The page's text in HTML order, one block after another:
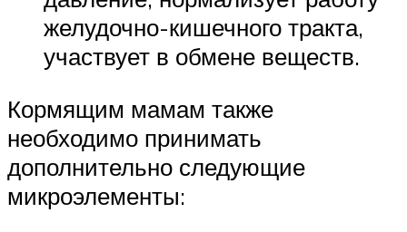
желудочно-кишечного тракта,
участвует в обмене веществ.
Кормящим мамам также
необходимо принимать
дополнительно следующие
микроэлементы: